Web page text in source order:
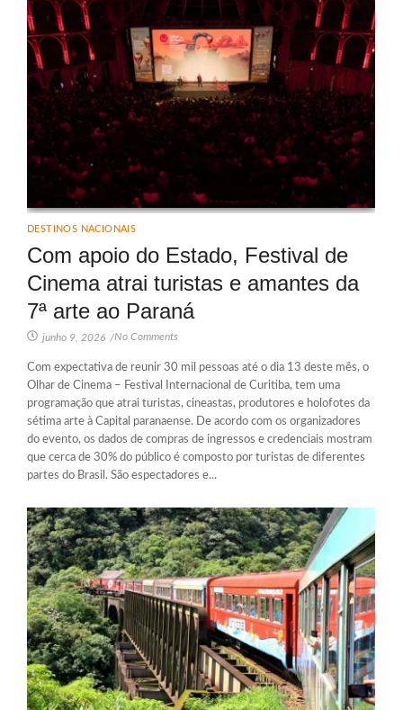
DESTINOS NACIONAIS
Com apoio do Estado, Festival de
Cinema atrai turistas e amantes da
7ª arte ao Paraná
junho 9, 2026 /No Comments
Com expectativa de reunir 30 mil pessoas até o dia 13 deste mês, o
Olhar de Cinema – Festival Internacional de Curitiba, tem uma
programação que atrai turistas, cineastas, produtores e holofotes da
sétima arte à Capital paranaense. De acordo com os organizadores
do evento, os dados de compras de ingressos e credenciais mostram
que cerca de 30% do público é composto por turistas de diferentes
partes do Brasil. São espectadores e...